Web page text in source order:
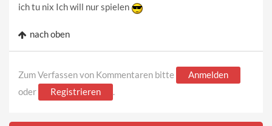
ich tu nix Ich will nur spielen
nach oben
Zum Verfassen von Kommentaren bitte
Anmelden
oder
Registrieren .